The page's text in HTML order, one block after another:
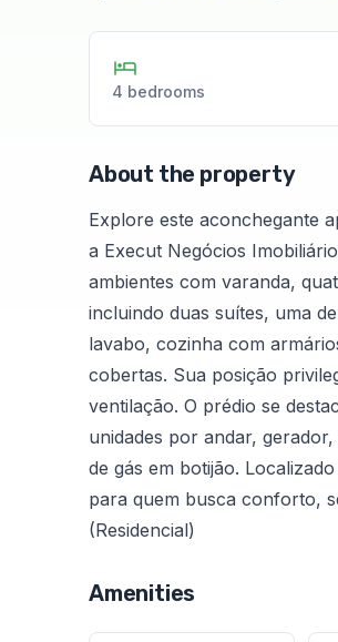
4 bedrooms
About the property
Explore este aconchegante
a Execut Negócios
ambientes com varanda,
incluindo duas suítes, uma
lavabo, cozinha com
cobertas. Sua posição
ventilação. O prédio se
unidades por andar,
de gás em botijão.
para quem busca conforto,
(Residencial)
Amenities